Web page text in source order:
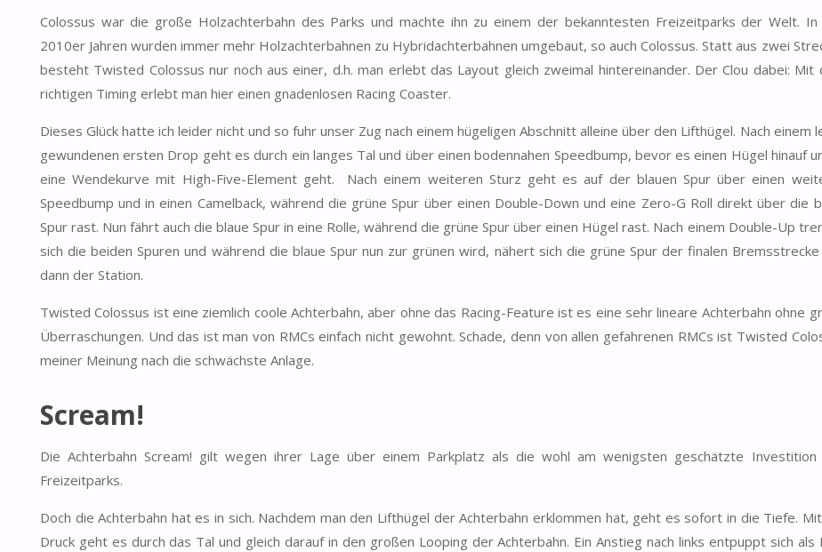
Colossus war die große Holzachterbahn des Parks und machte ihn zu einem der bekanntesten Freizeitparks der Welt. In
2010er Jahren wurden immer mehr Holzachterbahnen zu Hybridachterbahnen umgebaut, so auch Colossus. Statt aus zwei
besteht Twisted Colossus nur noch aus einer, d.h. man erlebt das Layout gleich zweimal hintereinander. Der Clou dabei: Mit
richtigen Timing erlebt man hier einen gnadenlosen Racing Coaster.
Dieses Glück hatte ich leider nicht und so fuhr unser Zug nach einem hügeligen Abschnitt alleine über den Lifthügel. Nach einem
gewundenen ersten Drop geht es durch ein langes Tal und über einen bodennahen Speedbump, bevor es einen Hügel hinauf
eine Wendekurve mit High-Five-Element geht. Nach einem weiteren Sturz geht es auf der blauen Spur über einen
Speedbump und in einen Camelback, während die grüne Spur über einen Double-Down und eine Zero-G Roll direkt über die
Spur rast. Nun fährt auch die blaue Spur in eine Rolle, während die grüne Spur über einen Hügel rast. Nach einem Double-Up
sich die beiden Spuren und während die blaue Spur nun zur grünen wird, nähert sich die grüne Spur der finalen
dann der Station.
Twisted Colossus ist eine ziemlich coole Achterbahn, aber ohne das Racing-Feature ist es eine sehr lineare Achterbahn ohne
Überraschungen. Und das ist man von RMCs einfach nicht gewohnt. Schade, denn von allen gefahrenen RMCs ist Twisted
meiner Meinung nach die schwächste Anlage.
Scream!
Die Achterbahn Scream! gilt wegen ihrer Lage über einem Parkplatz als die wohl am wenigsten geschätzte Investition
Freizeitparks.
Doch die Achterbahn hat es in sich. Nachdem man den Lifthügel der Achterbahn erklommen hat, geht es sofort in die Tiefe.
Druck geht es durch das Tal und gleich darauf in den großen Looping der Achterbahn. Ein Anstieg nach links entpuppt sich als